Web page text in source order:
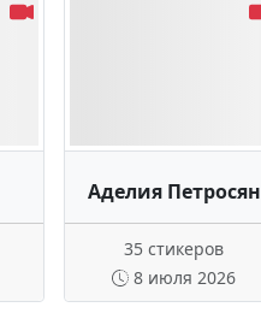
Аделия Петросян
35 стикеров
8 июля 2026